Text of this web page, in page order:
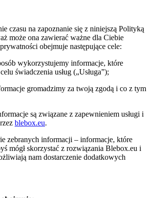
czasu na zapoznanie się z niniejszą Polityką
może ona zawierać ważne dla Ciebie
obejmuje następujące cele:
wykorzystujemy informacje, które
świadczenia usług („Usługa”);
gromadzimy za twoją zgodą i co z tym
są związane z zapewnieniem usługi i
blebox.eu.
zebranych informacji – informacje, które
mógł skorzystać z rozwiązania Blebox.eu i
nam dostarczenie dodatkowych